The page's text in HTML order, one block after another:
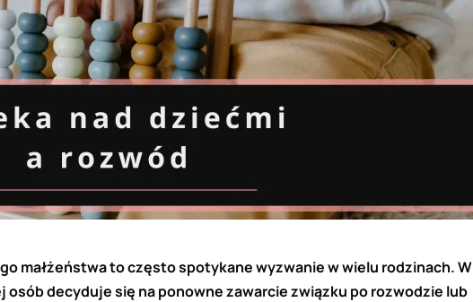
małżeństwa to często spotykane wyzwanie w wielu rodzinach. W
decyduje się na ponowne zawarcie związku po rozwodzie lub